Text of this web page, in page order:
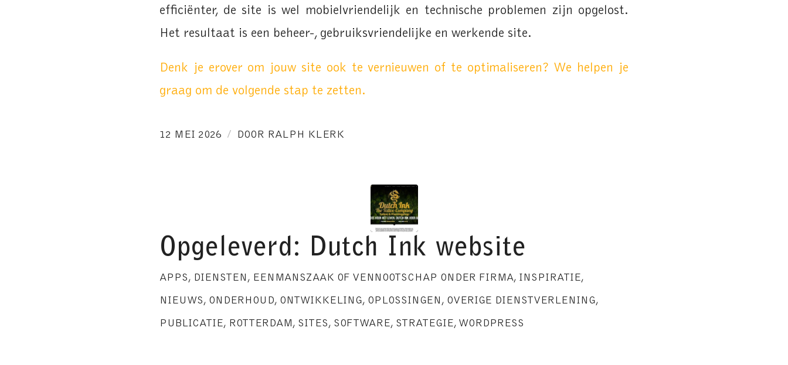
efficiënter, de site is wel mobielvriendelijk en technische problemen zijn opgelost.
Het resultaat is een beheer-, gebruiksvriendelijke en werkende site.
Denk je erover om jouw site ook te vernieuwen of te optimaliseren? We helpen je
graag om de volgende stap te zetten.
12 MEI 2026 / DOOR RALPH KLERK
Opgeleverd: Dutch Ink website
APPS, DIENSTEN , EENMANSZAAK OF VENNOOTSCHAP ONDER FIRMA, INSPIRATIE,
NIEUWS, ONDERHOUD, ONTWIKKELING, OPLOSSINGEN , OVERIGE DIENSTVERLENING,
PUBLICATIE, ROTTERDAM, SITES, SOFTWARE, STRATEGIE, WORDPRESS